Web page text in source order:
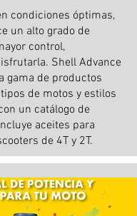
condiciones óptimas,
un alto grado de
control,
Shell Advance
gama de productos
de motos y estilos
un catálogo de
aceites para
de 4T y 2T.